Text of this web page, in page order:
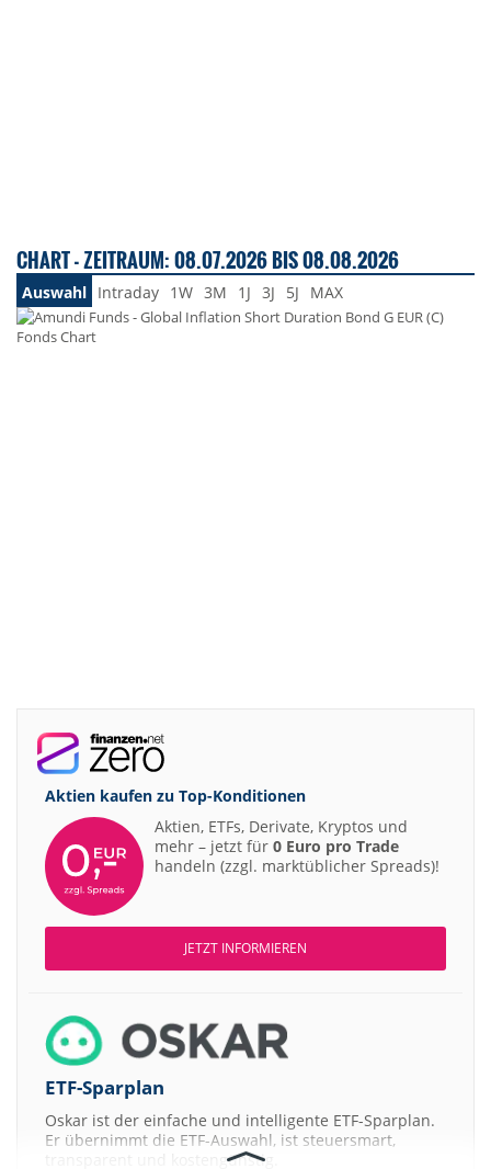
CHART - ZEITRAUM: 08.07.2026 BIS 08.08.2026
Auswahl Intraday 1W 3M 1J 3J 5J MAX
Aktien kaufen zu Top-Konditionen
Aktien, ETFs, Derivate, Kryptos und
mehr – jetzt für 0 Euro pro Trade
handeln (zzgl. marktüblicher Spreads)!
JETZT INFORMIEREN
ETF-Sparplan
Oskar ist der einfache und intelligente ETF-Sparplan.
Er übernimmt die ETF-Auswahl, ist steuersmart,
transparent und kostengünstig.